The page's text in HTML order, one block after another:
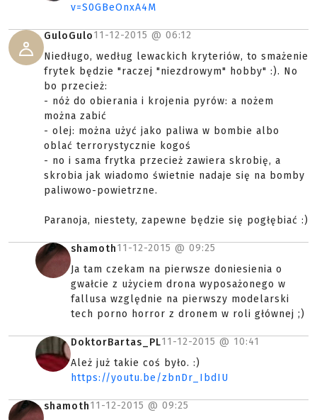
v=S0GBeOnxA4M
GuloGulo11-12-2015 @ 06:12
Niedługo, według lewackich kryteriów, to smażenie
frytek będzie "raczej "niezdrowym" hobby" :). No
bo przecież:
- nóż do obierania i krojenia pyrów: a nożem
można zabić
- olej: można użyć jako paliwa w bombie albo
oblać terrorystycznie kogoś
- no i sama frytka przecież zawiera skrobię, a
skrobia jak wiadomo świetnie nadaje się na bomby
paliwowo-powietrzne.
Paranoja, niestety, zapewne będzie się pogłębiać :)
shamoth11-12-2015 @ 09:25
Ja tam czekam na pierwsze doniesienia o
gwałcie z użyciem drona wyposażonego w
fallusa względnie na pierwszy modelarski
tech porno horror z dronem w roli głównej ;)
DoktorBartas_PL11-12-2015 @ 10:41
Ależ już takie coś było. :)
https://youtu.be/zbnDr_IbdIU
shamoth11-12-2015 @ 09:25